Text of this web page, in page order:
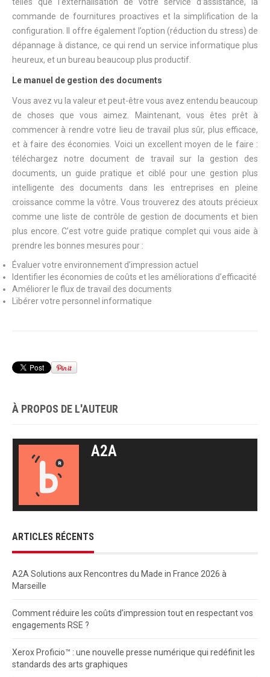
commande de fournitures proactives et la simplification de la
configuration. Il offre également l’option (réduction du stress) de
dépannage à distance, ce qui rend un service informatique plus
heureux, et un bureau beaucoup plus productif.
Le manuel de gestion des documents
Vous avez vu la valeur et peut-être vous avez entendu beaucoup
de choses que vous aimez. Maintenant, vous êtes prêt à
commencer à rendre votre lieu de travail plus sûr, plus efficace,
et à faire des économies. Voici un excellent moyen de le faire :
téléchargez notre document de travail sur la gestion des
documents, un guide pratique et ciblé pour une gestion plus
intelligente des documents dans les entreprises en pleine
croissance comme la vôtre. Vous trouverez des atouts précieux
comme une liste de contrôle de gestion de documents et bien
plus encore. C’est votre guide pratique complet qui vous aide à
prendre les bonnes mesures pour :
Évaluer votre environnement d’impression actuel
Identifier les économies de coûts et les améliorations d’efficacité
Améliorer le flux de travail des documents
Libérer votre personnel informatique
À PROPOS DE L'AUTEUR
A2A
ARTICLES RÉCENTS
A2A Solutions aux Rencontres du Made in France 2026 à
Marseille
Comment réduire les coûts d’impression tout en respectant vos
engagements RSE ?
Xerox Proficio™ : une nouvelle presse numérique qui redéfinit les
standards des arts graphiques